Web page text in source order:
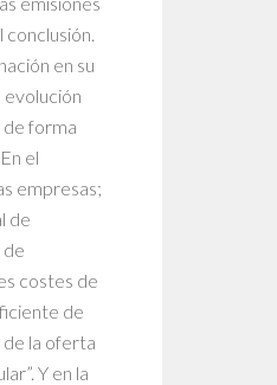
en su
evolución
forma
el
empresas;
de
de
costes de
de
la oferta
Y en la